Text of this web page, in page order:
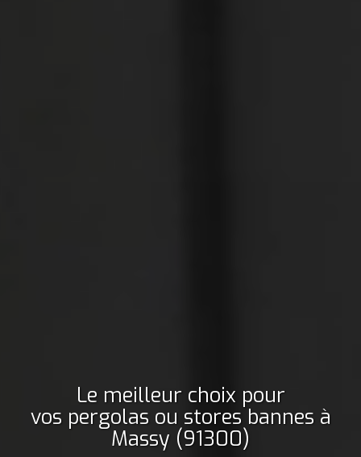
Le meilleur choix pour
vos pergolas ou stores bannes à
Massy (91300)